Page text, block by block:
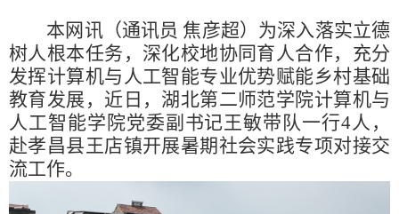
本网讯（通讯员 焦彦超）为深入落实立德
树人根本任务，深化校地协同育人合作，充分
发挥计算机与人工智能专业优势赋能乡村基础
教育发展，近日，湖北第二师范学院计算机与
人工智能学院党委副书记王敏带队一行4人，
赴孝昌县王店镇开展暑期社会实践专项对接交
流工作。